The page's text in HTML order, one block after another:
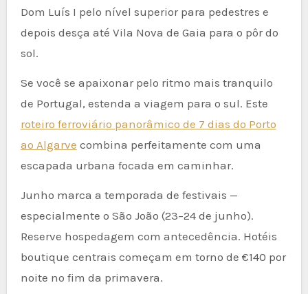
Dom Luís I pelo nível superior para pedestres e
depois desça até Vila Nova de Gaia para o pôr do
sol.
Se você se apaixonar pelo ritmo mais tranquilo
de Portugal, estenda a viagem para o sul. Este
roteiro ferroviário panorâmico de 7 dias do Porto
ao Algarve combina perfeitamente com uma
escapada urbana focada em caminhar.
Junho marca a temporada de festivais —
especialmente o São João (23–24 de junho).
Reserve hospedagem com antecedência. Hotéis
boutique centrais começam em torno de €140 por
noite no fim da primavera.